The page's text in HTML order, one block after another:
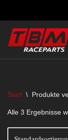
Zum
Inhalt
springen
Start \ Produkte
Alle 3 Ergebnisse